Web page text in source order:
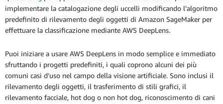
implementare la catalogazione degli uccelli modificando l’algoritmo
predefinito di rilevamento degli oggetti di Amazon SageMaker per
effettuare la classificazione mediante AWS DeepLens.
Puoi iniziare a usare AWS DeepLens in modo semplice e immediato
sfruttando i progetti predefiniti, i quali coprono alcuni dei più
comuni casi d’uso nel campo della visione artificiale. Sono inclusi il
rilevamento degli oggetti, il trasferimento di stili grafici, il
rilevamento facciale, hot dog o non hot dog, riconoscimento di cani